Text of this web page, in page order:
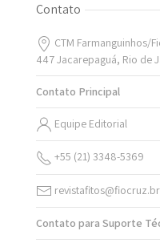
Contato
CTM Farmanguinhos/
447 Jacarepaguá, Rio de
Contato Principal
Equipe Editorial
+55 (21) 3348-5369
revistafitos@fiocruz.br
Contato para Suporte